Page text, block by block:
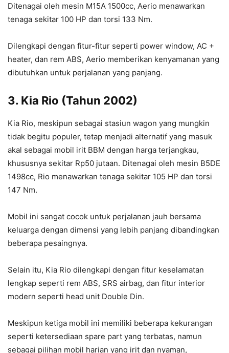
Ditenagai oleh mesin M15A 1500cc, Aerio menawarkan
tenaga sekitar 100 HP dan torsi 133 Nm.
Dilengkapi dengan fitur-fitur seperti power window, AC +
heater, dan rem ABS, Aerio memberikan kenyamanan yang
dibutuhkan untuk perjalanan yang panjang.
3. Kia Rio (Tahun 2002)
Kia Rio, meskipun sebagai stasiun wagon yang mungkin
tidak begitu populer, tetap menjadi alternatif yang masuk
akal sebagai mobil irit BBM dengan harga terjangkau,
khususnya sekitar Rp50 jutaan. Ditenagai oleh mesin B5DE
1498cc, Rio menawarkan tenaga sekitar 105 HP dan torsi
147 Nm.
Mobil ini sangat cocok untuk perjalanan jauh bersama
keluarga dengan dimensi yang lebih panjang dibandingkan
beberapa pesaingnya.
Selain itu, Kia Rio dilengkapi dengan fitur keselamatan
lengkap seperti rem ABS, SRS airbag, dan fitur interior
modern seperti head unit Double Din.
Meskipun ketiga mobil ini memiliki beberapa kekurangan
seperti ketersediaan spare part yang terbatas, namun
sebagai pilihan mobil harian yang irit dan nyaman,